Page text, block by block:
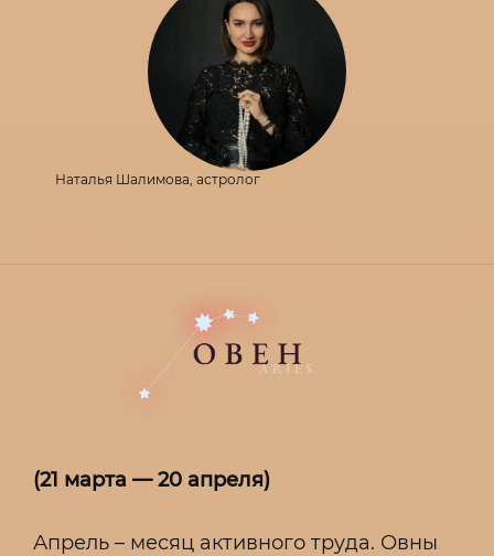
Наталья Шалимова, астролог
(21 марта — 20 апреля)
Апрель – месяц активного труда. Овны